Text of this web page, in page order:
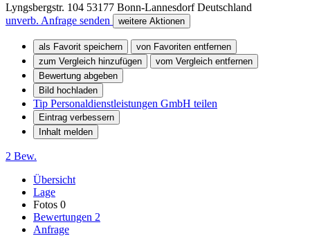
Lyngsbergstr. 104 53177 Bonn-Lannesdorf Deutschland
unverb. Anfrage senden
weitere Aktionen
als Favorit speichern
von Favoriten entfernen
zum Vergleich hinzufügen
vom Vergleich entfernen
Bewertung abgeben
Bild hochladen
Tip Personaldienstleistungen GmbH teilen
Eintrag verbessern
Inhalt melden
2 Bew.
Übersicht
Lage
Fotos 0
Bewertungen 2
Anfrage